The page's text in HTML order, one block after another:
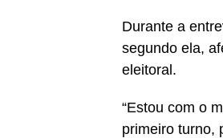
Durante a
segundo ela,
eleitoral.
“Estou com o
primeiro turno,